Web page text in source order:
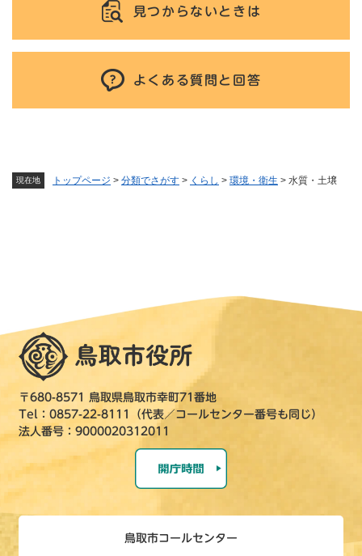
現在地 トップページ > 分類でさがす > くらし > 環境・衛生 > 水質・土壌
見つからないときは
よくある質問と回答
〒680-8571 鳥取県鳥取市幸町71番地
Tel：0857-22-8111（代表／コールセンター番号も同じ）
法人番号：9000020312011
鳥取市コールセンター